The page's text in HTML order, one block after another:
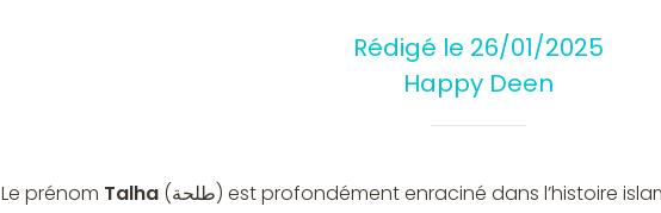
Rédigé le 26/01/2025
Happy Deen
Le prénom Talha (طلحة) est profondément enraciné dans l’histoire islamique et incarne des valeurs de